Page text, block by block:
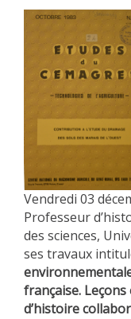
Vendredi 03
Professeur
des sciences,
ses travaux
française.
d’histoire